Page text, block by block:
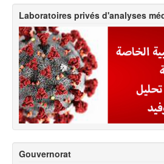
Laboratoires privés d'analyses
Gouvernorat